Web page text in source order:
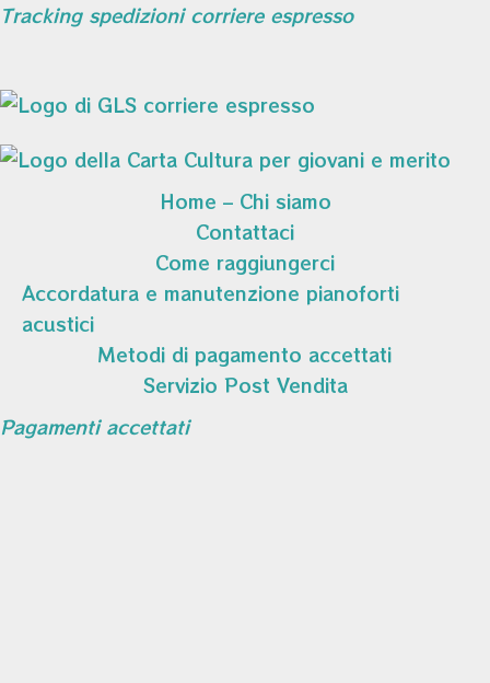
Tracking spedizioni corriere espresso
Home – Chi siamo
Contattaci
Come raggiungerci
Accordatura e manutenzione pianoforti
acustici
Metodi di pagamento accettati
Servizio Post Vendita
Pagamenti accettati